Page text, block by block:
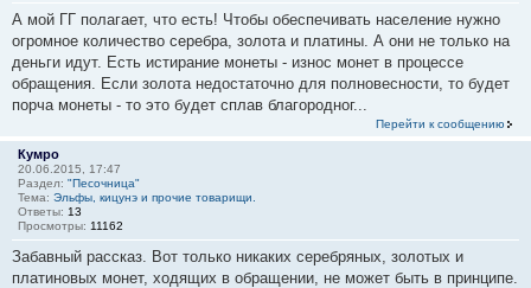
А мой ГГ полагает, что есть! Чтобы обеспечивать население нужно
огромное количество серебра, золота и платины. А они не только на
деньги идут. Есть истирание монеты - износ монет в процессе
обращения. Если золота недостаточно для полновесности, то будет
порча монеты - то это будет сплав благородног...
Перейти к сообщению
Кумро
20.06.2015, 17:47
Раздел: "Песочница"
Тема: Эльфы, кицунэ и прочие товарищи.
Ответы: 13
Просмотры: 11162
Забавный рассказ. Вот только никаких серебряных, золотых и
платиновых монет, ходящих в обращении, не может быть в принципе.